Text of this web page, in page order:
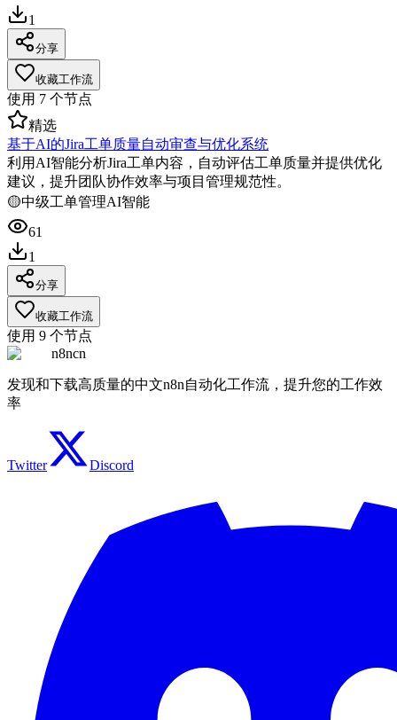
1
分享
收藏工作流
使用 7 个节点
精选
基于AI的Jira工单质量自动审查与优化系统
利用AI智能分析Jira工单内容，自动评估工单质量并提供优化
建议，提升团队协作效率与项目管理规范性。
🟡中级工单管理AI智能
61
1
分享
收藏工作流
使用 9 个节点
n8ncn
发现和下载高质量的中文n8n自动化工作流，提升您的工作效
率
Twitter Discord